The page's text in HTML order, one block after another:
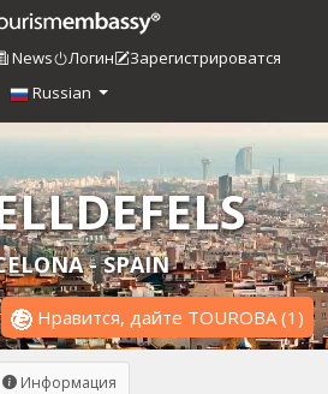
News Логин
Зарегистрироватся
Russian
- SPAIN
Нравится, дайте TOUROBA(1 )
Информация